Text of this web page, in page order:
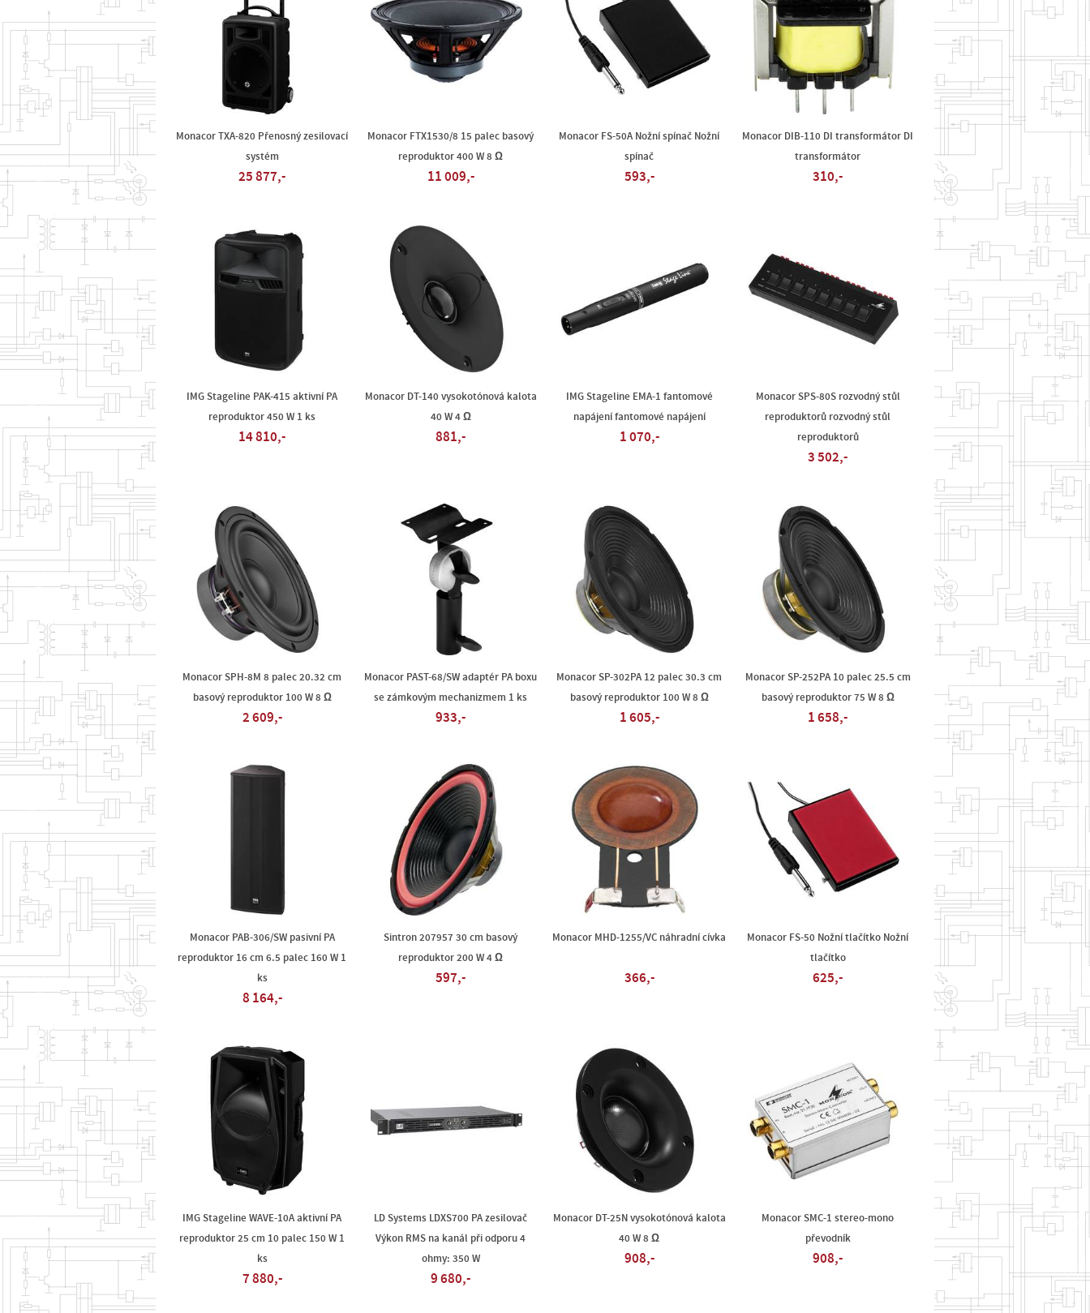
Monacor TXA-820 Přenosný zesilovací
systém
25 877,-
Monacor FTX1530/8 15 palec basový
reproduktor 400 W 8 Ω
11 009,-
Monacor FS-50A Nožní spínač Nožní
spínač
593,-
Monacor DIB-110 DI transformátor DI
transformátor
310,-
IMG Stageline PAK-415 aktivní PA
reproduktor 450 W 1 ks
14 810,-
Monacor DT-140 vysokotónová kalota
40 W 4 Ω
881,-
IMG Stageline EMA-1 fantomové
napájení fantomové napájení
1 070,-
Monacor SPS-80S rozvodný stůl
reproduktorů rozvodný stůl
reproduktorů
3 502,-
Monacor SPH-8M 8 palec 20.32 cm
basový reproduktor 100 W 8 Ω
2 609,-
Monacor PAST-68/SW adaptér PA boxu
se zámkovým mechanizmem 1 ks
933,-
Monacor SP-302PA 12 palec 30.3 cm
basový reproduktor 100 W 8 Ω
1 605,-
Monacor SP-252PA 10 palec 25.5 cm
basový reproduktor 75 W 8 Ω
1 658,-
Monacor PAB-306/SW pasivní PA
reproduktor 16 cm 6.5 palec 160 W 1
ks
8 164,-
Sintron 207957 30 cm basový
reproduktor 200 W 4 Ω
597,-
Monacor MHD-1255/VC náhradní cívka
366,-
Monacor FS-50 Nožní tlačítko Nožní
tlačítko
625,-
IMG Stageline WAVE-10A aktivní PA
reproduktor 25 cm 10 palec 150 W 1
ks
7 880,-
LD Systems LDXS700 PA zesilovač
Výkon RMS na kanál při odporu 4
ohmy: 350 W
9 680,-
Monacor DT-25N vysokotónová kalota
40 W 8 Ω
908,-
Monacor SMC-1 stereo-mono
převodník
908,-